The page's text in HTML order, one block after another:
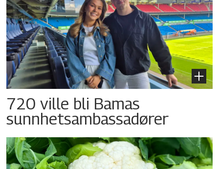
720 ville bli Bamas
sunnhetsambassadører